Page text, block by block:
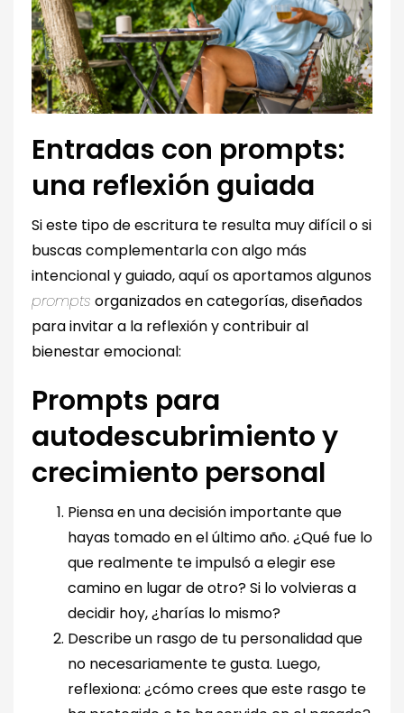
Entradas con prompts:
una reflexión guiada
Si este tipo de escritura te resulta muy difícil o si
buscas complementarla con algo más
intencional y guiado, aquí os aportamos algunos
prompts organizados en categorías, diseñados
para invitar a la reflexión y contribuir al
bienestar emocional:
Prompts para
autodescubrimiento y
crecimiento personal
Piensa en una decisión importante que
hayas tomado en el último año. ¿Qué fue lo
que realmente te impulsó a elegir ese
camino en lugar de otro? Si lo volvieras a
decidir hoy, ¿harías lo mismo?
Describe un rasgo de tu personalidad que
no necesariamente te gusta. Luego,
reflexiona: ¿cómo crees que este rasgo te